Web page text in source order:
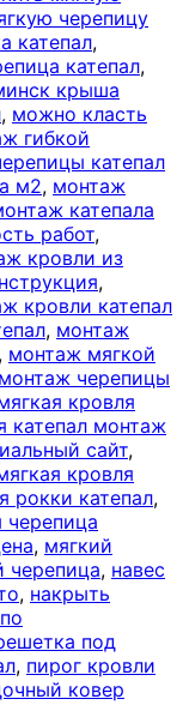
черепицу
катепал,
катепал,
крыша
, можно класть
гибкой
катепал
м2, монтаж
катепала
работ,
кровли из
,
кровли катепал
, монтаж
, монтаж мягкой
монтаж черепицы
кровля
катепал монтаж
сайт,
кровля
рокки катепал,
черепица
, мягкий
черепица, навес
, накрыть
под
, пирог кровли
ковер